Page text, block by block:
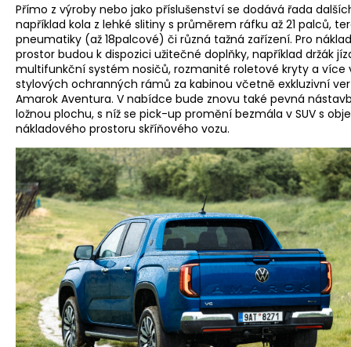
Přímo z výroby nebo jako příslušenství se dodává řada
například kola z lehké slitiny s průměrem ráfku až 21 palců,
pneumatiky (až 18palcové) či různá tažná zařízení. Pro
prostor budou k dispozici užitečné doplňky, například držák
multifunkční systém nosičů, rozmanité roletové kryty a více
stylových ochranných rámů za kabinou včetně exkluzivní
Amarok Aventura. V nabídce bude znovu také pevná
ložnou plochu, s níž se pick-up promění bezmála v SUV s
nákladového prostoru skříňového vozu.